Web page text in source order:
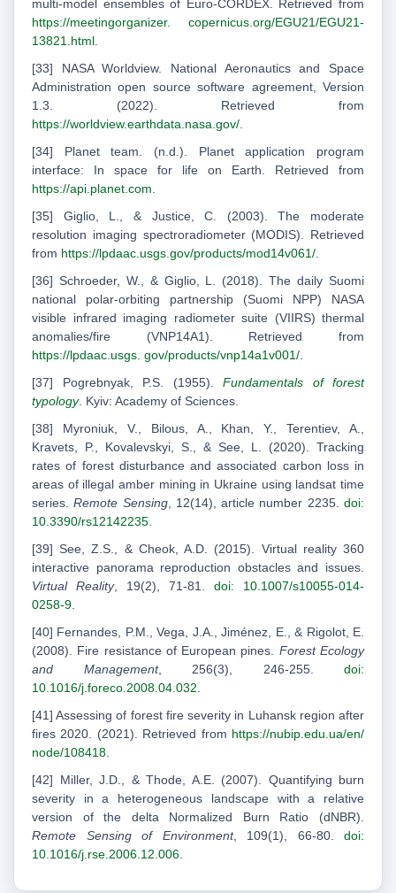
multi-model ensembles of Euro-CORDEX. Retrieved from
https://meetingorganizer. copernicus.org/EGU21/EGU21-
13821.html.
[33] NASA Worldview. National Aeronautics and Space
Administration open source software agreement, Version
1.3. (2022). Retrieved from
https://worldview.earthdata.nasa.gov/.
[34] Planet team. (n.d.). Planet application program
interface: In space for life on Earth. Retrieved from
https://api.planet.com.
[35] Giglio, L., & Justice, C. (2003). The moderate
resolution imaging spectroradiometer (MODIS). Retrieved
from https://lpdaac.usgs.gov/products/mod14v061/.
[36] Schroeder, W., & Giglio, L. (2018). The daily Suomi
national polar-orbiting partnership (Suomi NPP) NASA
visible infrared imaging radiometer suite (VIIRS) thermal
anomalies/fire (VNP14A1). Retrieved from
https://lpdaac.usgs. gov/products/vnp14a1v001/.
[37] Pogrebnyak, P.S. (1955).
Fundamentals of forest
typology. Kyiv: Academy of Sciences.
[38] Myroniuk, V., Bilous, A., Khan, Y., Terentiev, A.,
Kravets, P., Kovalevskyi, S., & See, L. (2020). Tracking
rates of forest disturbance and associated carbon loss in
areas of illegal amber mining in Ukraine using landsat time
series.Remote Sensing, 12(14), article number 2235.doi:
10.3390/rs12142235.
[39] See, Z.S., & Cheok, A.D. (2015). Virtual reality 360
interactive panorama reproduction obstacles and issues.
Virtual Reality, 19(2), 71-81. doi: 10.1007/s10055-014-
0258-9.
[40] Fernandes, P.M., Vega, J.A., Jiménez, E., & Rigolot, E.
(2008). Fire resistance of European pines. Forest Ecology
and Management, 256(3), 246-255. doi:
10.1016/j.foreco.2008.04.032.
[41] Assessing of forest fire severity in Luhansk region after
fires 2020. (2021). Retrieved from https://nubip.edu.ua/en/
node/108418.
[42] Miller, J.D., & Thode, A.E. (2007). Quantifying burn
severity in a heterogeneous landscape with a relative
version of the delta Normalized Burn Ratio (dNBR).
Remote Sensing of Environment, 109(1), 66-80. doi:
10.1016/j.rse.2006.12.006.